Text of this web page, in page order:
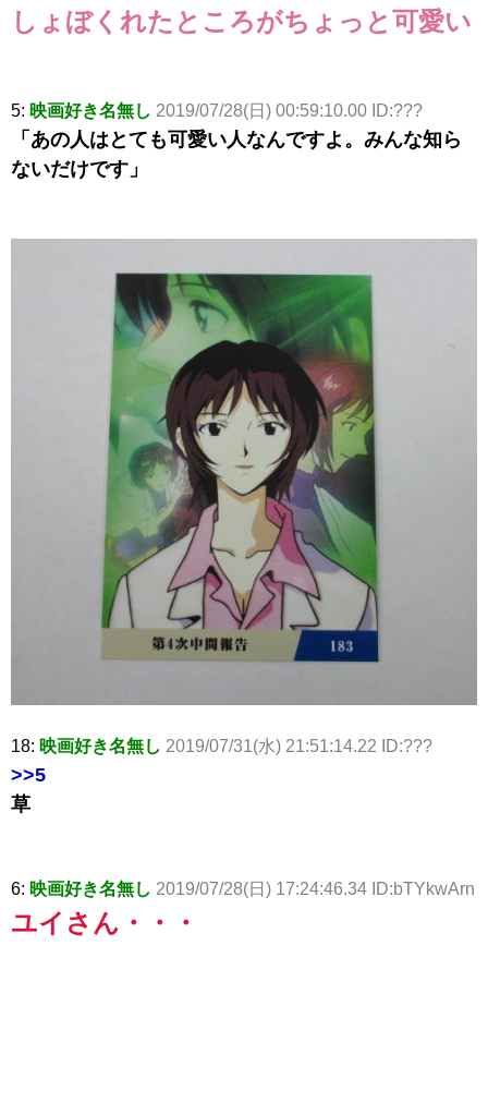
しょぼくれたところがちょっと可愛い
5: 映画好き名無し 2019/07/28(日) 00:59:10.00 ID:???
「あの人はとても可愛い人なんですよ。みんな知ら
ないだけです」
18: 映画好き名無し 2019/07/31(水) 21:51:14.22 ID:???
>>5
草
6: 映画好き名無し 2019/07/28(日) 17:24:46.34 ID:bTYkwArn
ユイさん・・・